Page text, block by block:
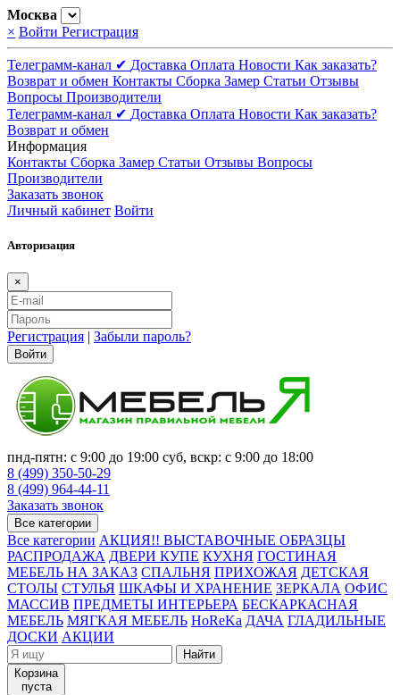
Москва
× Войти Регистрация
Телеграмм-канал ✔ Доставка Оплата Новости Как заказать?
Возврат и обмен Контакты Сборка Замер Статьи Отзывы
Вопросы Производители
Телеграмм-канал ✔ Доставка Оплата Новости Как заказать?
Возврат и обмен
Информация
Контакты Сборка Замер Статьи Отзывы Вопросы
Производители
Заказать звонок
Личный кабинет Войти
Авторизация
×
Регистрация | Забыли пароль?
Войти
пнд-пятн: с 9:00 до 19:00 суб, вскр: с 9:00 до 18:00
8 (499) 350-50-29
8 (499) 964-44-11
Заказать звонок
Все категории
Все категории АКЦИЯ!! ВЫСТАВОЧНЫЕ ОБРАЗЦЫ
РАСПРОДАЖА ДВЕРИ КУПЕ КУХНЯ ГОСТИНАЯ
МЕБЕЛЬ НА ЗАКАЗ СПАЛЬНЯ ПРИХОЖАЯ ДЕТСКАЯ
СТОЛЫ СТУЛЬЯ ШКАФЫ И ХРАНЕНИЕ ЗЕРКАЛА ОФИС
МАССИВ ПРЕДМЕТЫ ИНТЕРЬЕРА БЕСКАРКАСНАЯ
МЕБЕЛЬ МЯГКАЯ МЕБЕЛЬ HoReKa ДАЧА ГЛАДИЛЬНЫЕ
ДОСКИ АКЦИИ
Найти
Корзина
пуста